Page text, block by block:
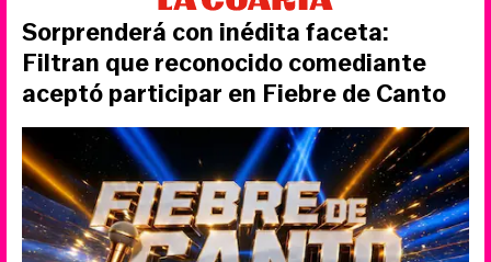
Sorprenderá con inédita faceta:
Filtran que reconocido comediante
aceptó participar en Fiebre de Canto